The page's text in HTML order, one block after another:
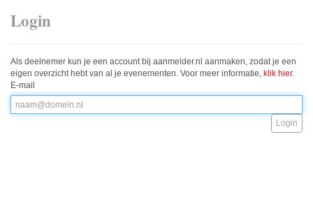
Login
Als deelnemer kun je een account bij aanmelder.nl aanmaken, zodat je een
eigen overzicht hebt van al je evenementen. Voor meer informatie, klik hier.
E-mail
Login